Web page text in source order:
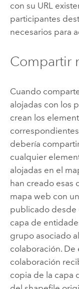
con su URL
participantes
necesarios para
Compartir
Cuando
alojadas con los
crean los
debería
cualquier
alojadas en el
han creado esas
mapa web con
publicado desde
capa de
grupo asociado
colaboración. De
colaboración
copia de la capa